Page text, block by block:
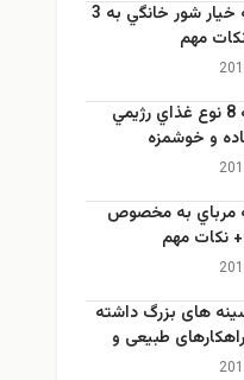
طرز تهيه خیار شور خانگي به 3
مهم
طرز تهيه 8 نوع غذاي رژيمي
و خوشمزه
مرباي به مخصوص
نكات مهم
های بزرگ داشته
طبیعی و
بزرگ کردن سینه